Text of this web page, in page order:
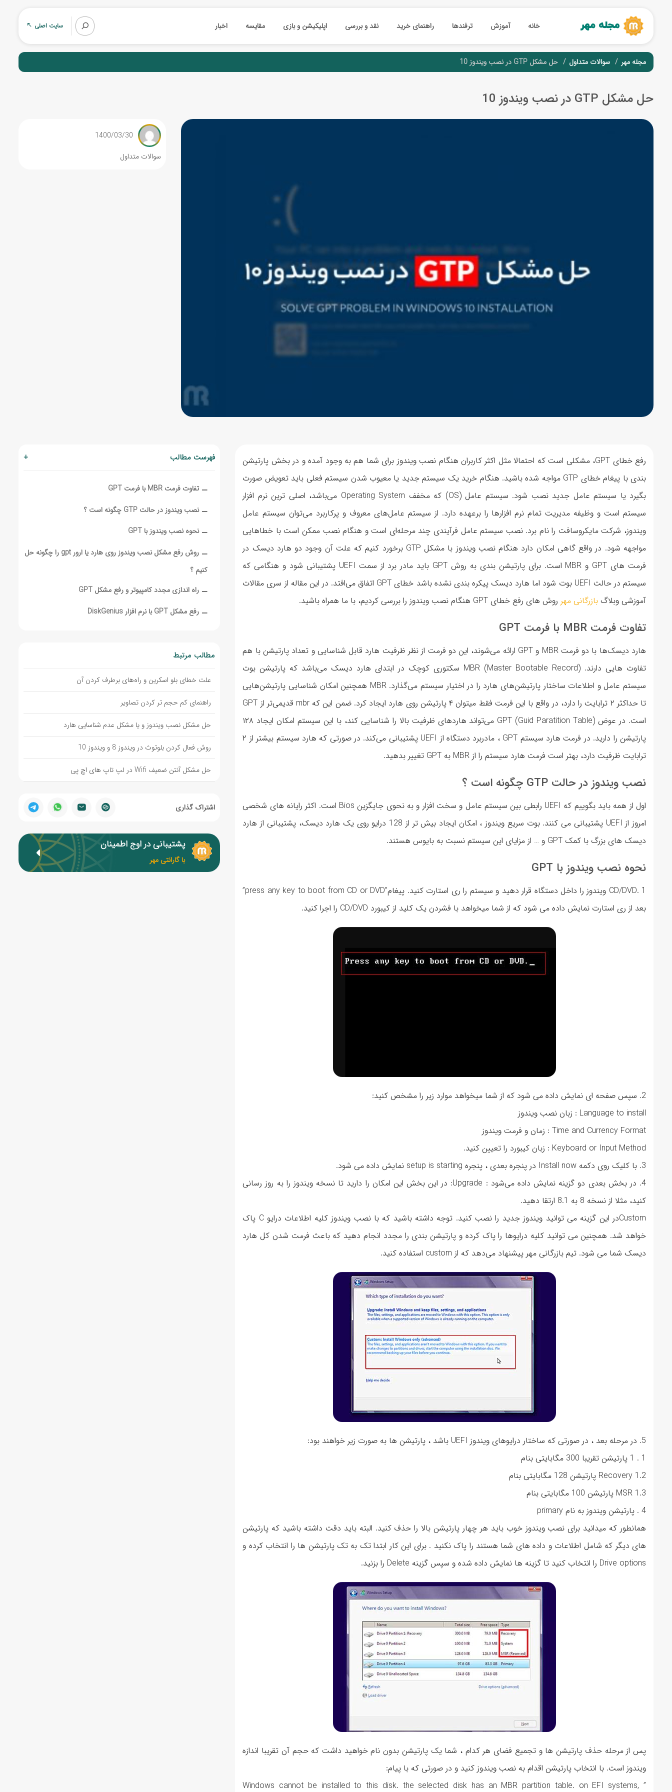
خانه آموزش ترفندها راهنمای خرید نقد و بررسی اپلیکیشن و بازی مقایسه اخبار سایت اصلی
مجله مهر سوالات متداول حل مشکل GTP در نصب ویندوز 10
حل مشکل GTP در نصب ویندوز 10
1400/03/30
سوالات متداول
رفع خطای GPT، مشکلی است که احتمالا مثل اکثر کاربران هنگام نصب ویندوز برای شما هم به وجود آمده و در بخش پارتیشن
بندی با پیغام خطای GTP مواجه شده باشید. هنگام خرید یک سیستم جدید یا معیوب شدن سیستم فعلی باید تعویض صورت
بگیرد یا سیستم عامل جدید نصب شود. سیستم عامل (OS) که مخفف Operating System می‌باشد، اصلی ترین نرم افزار
سیستم است و وظیفه مدیریت تمام نرم افزارها را برعهده دارد. از سیستم عامل‌های معروف و پرکاربرد می‌توان سیستم عامل
ویندوز، شرکت مایکروسافت را نام برد. نصب سیستم عامل فرآیندی چند مرحله‌ای است و هنگام نصب ممکن است با خطاهایی
مواجهه شود. در واقع گاهی امکان دارد هنگام نصب ویندوز با مشکل GTP برخورد کنیم که علت آن وجود دو هارد دیسک در
فرمت های GPT و MBR است. برای پارتیشن بندی به روش GPT باید مادر برد از سمت UEFI پشتیبانی شود و هنگامی که
سیستم در حالت UEFI بوت شود اما هارد دیسک پیکره بندی نشده باشد خطای GPT اتفاق می‌افتد. در این مقاله از سری مقالات
آموزشی وبلاگ بازرگانی مهر روش های رفع خطای GPT هنگام نصب ویندوز را بررسی کردیم، با ما همراه باشید.
تفاوت فرمت MBR با فرمت GPT
هارد دیسک‌ها با دو فرمت MBR و GPT ارائه می‌شوند، این دو فرمت از نظر ظرفیت هارد قابل شناسایی و تعداد پارتیشن با هم
تفاوت هایی دارند. MBR (Master Bootable Record) سکتوری کوچک در ابتدای هارد دیسک می‌باشد که پارتیشن بوت
سیستم عامل و اطلاعات ساختار پارتیشن‌های هارد را در اختیار سیستم می‌گذارد. MBR همچنین امکان شناسایی پارتیشن‌هایی
تا حداکثر ۲ ترابایت را دارد، در واقع با این فرمت فقط میتوان ۴ پارتیشن روی هارد ایجاد کرد. ضمن این که mbr قدیمی‌تر از GPT
است. در عوض GPT (Guid Paratition Table) می‌تواند هارد‌های ظرفیت بالا را شناسایی کند، با این سیستم امکان ایجاد ۱۲۸
پارتیشن را دارید. در فرمت هارد سیستم GPT ، مادربرد دستگاه از UEFI پشتیبانی می‌کند. در صورتی که هارد سیستم بیشتر از ۲
ترابایت ظرفیت دارد، بهتر است فرمت هارد سیستم را از MBR به GPT تغییر بدهید.
نصب ویندوز در حالت GTP چگونه است ؟
اول از همه باید بگوییم که UEFI رابطی بین سیستم عامل و سخت افزار و به نحوی جایگزین Bios است. اکثر رایانه های شخصی
امروز از UEFI پشتیبانی می کنند. بوت سریع ویندوز ، امکان ایجاد بیش تر از 128 درایو روی یک هارد دیسک، پشتیبانی از هارد
دیسک های بزرگ با کمک GPT و … از مزایای این سیستم نسبت به بایوس هستند.
نحوه نصب ویندوز با GPT
1 .CD/DVD ویندوز را داخل دستگاه قرار دهید و سیستم را ری استارت کنید. پیغام”press any key to boot from CD or DVD”
بعد از ری استارت نمایش داده می شود که از شما میخواهد با فشردن یک کلید از کیبورد CD/DVD را اجرا کنید.
2. سپس صفحه ای نمایش داده می شود که از شما میخواهد موارد زیر را مشخص کنید:
Language to install : زبان نصب ویندوز
Time and Currency Format : زمان و فرمت ویندوز
Keyboard or Input Method : زبان کیبورد را تعیین کنید.
3. با کلیک روی دکمه Install now در پنجره بعدی ، پنجره setup is starting نمایش داده می شود.
4. در بخش بعدی دو گزینه نمایش داده می‌شود : Upgrade: در این بخش این امکان را دارید تا نسخه ویندوز را به روز رسانی
کنید، مثلا از نسخه 8 به 8.1 ارتقا دهید.
Customدر این گزینه می توانید ویندوز جدید را نصب کنید. توجه داشته باشید که با نصب ویندوز کلیه اطلاعات درایو C پاک
خواهد شد. همچنین می توانید کلیه درایوها را پاک کرده و پارتیشن بندی را مجدد انجام دهید که باعث فرمت شدن کل هارد
دیسک شما می شود. تیم بازرگانی مهر پیشنهاد می‌دهد که از custom استفاده کنید.
5. در مرحله بعد ، در صورتی که ساختار درایوهای ویندوز UEFI باشد ، پارتیشن ها به صورت زیر خواهند بود:
1 . 1 پارتیشن تقریبا 300 مگابایتی بنام
Recovery 1.2 پارتیشن 128 مگابایتی بنام
MSR 1.3 پارتیشن 100 مگابایتی بنام
4 . پارتیشن ویندوز به نام primary
همانطور که میدانید برای نصب ویندوز خوب باید هر چهار پارتیشن بالا را حذف کنید. البته باید دقت داشته باشید که پارتیشن
های دیگر که شامل اطلاعات و داده های شما هستند را پاک نکنید . برای این کار ابتدا تک به تک پارتیشن ها را انتخاب کرده و
Drive options را انتخاب کنید تا گزینه ها نمایش داده شده و سپس گزینه Delete را بزنید.
پس از مرحله حذف پارتیشن ها و تجمیع فضای هر کدام ، شما یک پارتیشن بدون نام خواهید داشت که حجم آن تقریبا اندازه
ویندوز است. با انتخاب پارتیشن اقدام به نصب ویندوز کنید و در صورتی که با پیام:
” Windows cannot be installed to this disk. the selected disk has an MBR partition table. on EFI systems,
فهرست مطالب +
‒ تفاوت فرمت MBR با فرمت GPT
‒نصب ویندوز در حالت GTP چگونه است ؟
‒نحوه نصب ویندوز با GPT
‒
روش رفع مشکل نصب ویندوز روی هارد یا ارور gpt را چگونه حل
کنیم ؟
‒ راه اندازی مجدد کامپیوتر و رفع مشکل GPT
‒ رفع مشکل GPT با نرم افزار DiskGenius
مطالب مرتبط
علت خطای بلو اسکرین و راه‌های برطرف کردن آن
راهنمای کم حجم تر کردن تصاویر
حل مشکل نصب ویندوز و یا مشکل عدم شناسایی هارد
روش فعال کردن بلوتوث در ویندوز 8 و ویندوز 10
حل مشکل آنتن ضعیف Wifi در لپ تاپ های اچ پی
اشتراک گذاری
پشتیبانی در اوج اطمینان
با گارانتی مهر